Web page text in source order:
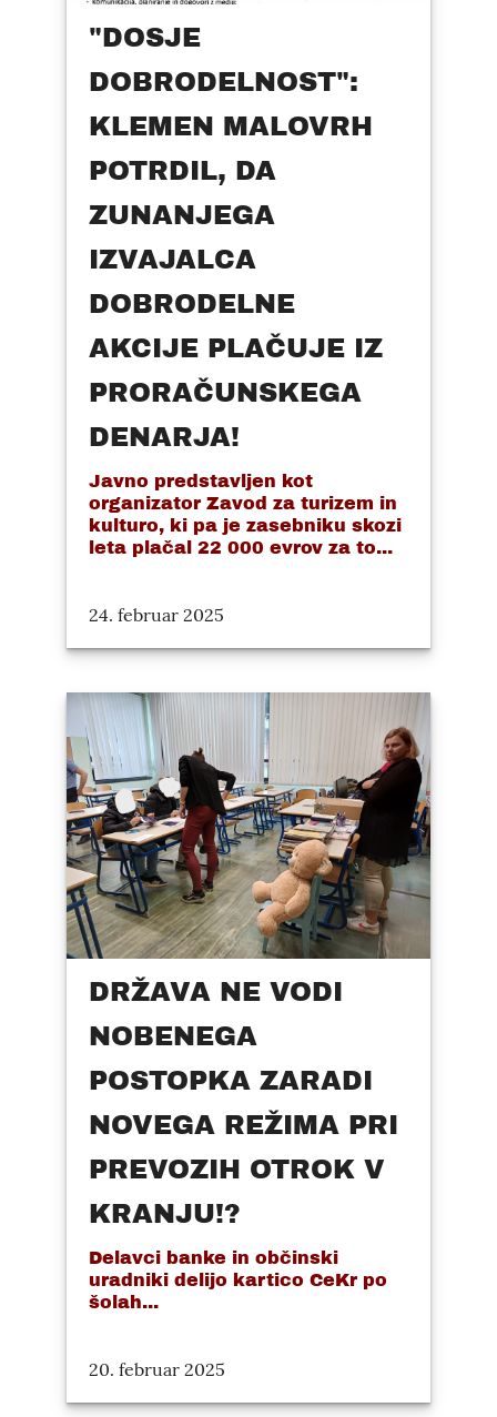
"DOSJE
DOBRODELNOST":
KLEMEN MALOVRH
POTRDIL, DA
ZUNANJEGA
IZVAJALCA
DOBRODELNE
AKCIJE PLAČUJE IZ
PRORAČUNSKEGA
DENARJA!
Javno predstavljen kot
organizator Zavod za turizem in
kulturo, ki pa je zasebniku skozi
leta plačal 22 000 evrov za to...
24. februar 2025
DRŽAVA NE VODI
NOBENEGA
POSTOPKA ZARADI
NOVEGA REŽIMA PRI
PREVOZIH OTROK V
KRANJU!?
Delavci banke in občinski
uradniki delijo kartico CeKr po
šolah...
20. februar 2025